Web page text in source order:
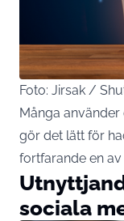
Foto: Jirsak /
Många
gör det lätt för
fortfarande en
sociala